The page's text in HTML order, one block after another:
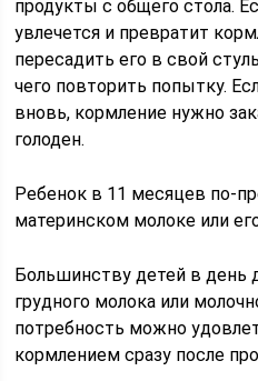
продукты с общего стола.
увлечется и превратит
пересадить его в свой
чего повторить попытку.
вновь, кормление нужно
голоден.
Ребенок в 11 месяцев по-
материнском молоке или
Большинству детей в день
грудного молока или
потребность можно
кормлением сразу после